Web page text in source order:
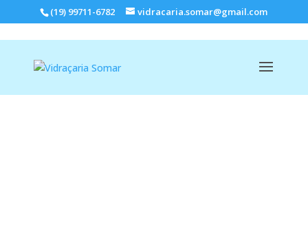
(19) 99711-6782 vidracaria.somar@gmail.com
VIDRAÇARIA SOMAR